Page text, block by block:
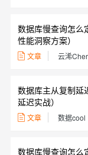
数据库慢查询怎么
性能洞察方案）
文章 云浠
数据库主从复制延
延迟实战）
文章 数据cool
数据库慢查询怎么